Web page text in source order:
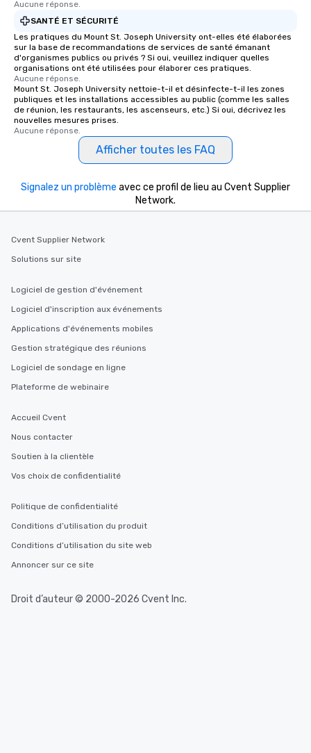
Aucune réponse.
SANTÉ ET SÉCURITÉ
Les pratiques du Mount St. Joseph University ont-elles été élaborées
sur la base de recommandations de services de santé émanant
d'organismes publics ou privés ? Si oui, veuillez indiquer quelles
organisations ont été utilisées pour élaborer ces pratiques.
Aucune réponse.
Mount St. Joseph University nettoie-t-il et désinfecte-t-il les zones
publiques et les installations accessibles au public (comme les salles
de réunion, les restaurants, les ascenseurs, etc.) Si oui, décrivez les
nouvelles mesures prises.
Aucune réponse.
Afficher toutes les FAQ
Signalez un problème avec ce profil de lieu au Cvent Supplier
Network.
Cvent Supplier Network
Solutions sur site
Logiciel de gestion d'événement
Logiciel d'inscription aux événements
Applications d'événements mobiles
Gestion stratégique des réunions
Logiciel de sondage en ligne
Plateforme de webinaire
Accueil Cvent
Nous contacter
Soutien à la clientèle
Vos choix de confidentialité
Politique de confidentialité
Conditions d’utilisation du produit
Conditions d’utilisation du site web
Annoncer sur ce site
Droit d’auteur © 2000-2026 Cvent Inc.